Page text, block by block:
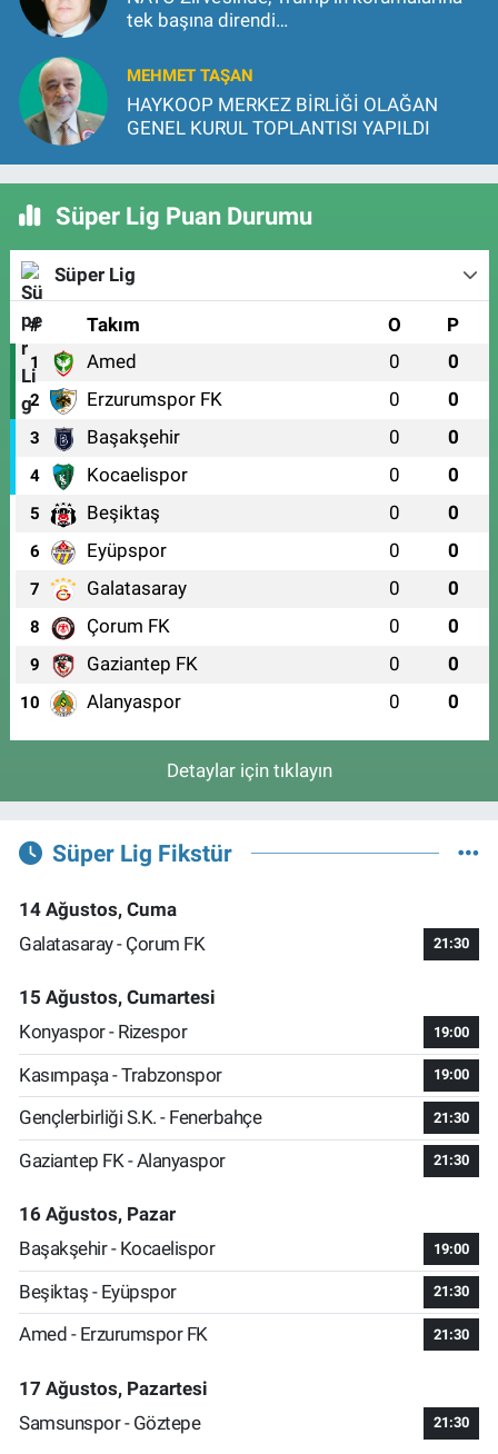
tek başına direndi…
MEHMET TAŞAN
HAYKOOP MERKEZ BİRLİĞİ OLAĞAN
GENEL KURUL TOPLANTISI YAPILDI
Süper Lig Puan Durumu
Süper Lig
# Takım O P
1 Amed 0 0
2 Erzurumspor FK 0 0
3 Başakşehir 0 0
4 Kocaelispor 0 0
5 Beşiktaş 0 0
6 Eyüpspor 0 0
7 Galatasaray 0 0
8 Çorum FK 0 0
9 Gaziantep FK 0 0
10 Alanyaspor 0 0
Detaylar için tıklayın
Süper Lig Fikstür
14 Ağustos, Cuma
Galatasaray - Çorum FK
21:30
15 Ağustos, Cumartesi
Konyaspor - Rizespor
19:00
Kasımpaşa - Trabzonspor 19:00
Gençlerbirliği S.K. - Fenerbahçe 21:30
Gaziantep FK - Alanyaspor 21:30
16 Ağustos, Pazar
Başakşehir - Kocaelispor
19:00
Beşiktaş - Eyüpspor 21:30
Amed - Erzurumspor FK 21:30
17 Ağustos, Pazartesi
Samsunspor - Göztepe
21:30